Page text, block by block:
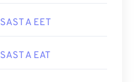
SAST A EET
SAST A EAT